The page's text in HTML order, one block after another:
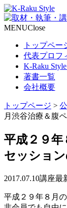
MENUClose
トップペー
代表プロフ
K-Raku
著書一覧
会社概要
トップページ >
月渋谷治療＆腹
平成２９年
セッショ
2017.07.10講座最
平成２９年８月